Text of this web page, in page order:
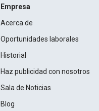
Empresa
Acerca de
Oportunidades laborales
Historial
Haz publicidad con nosotros
Sala de Noticias
Blog